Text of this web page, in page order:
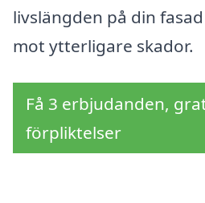
livslängden på din
mot ytterligare skador.
Få 3 erbjudanden,
förpliktelser